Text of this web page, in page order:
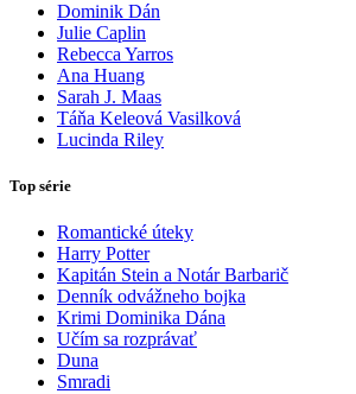
Dominik Dán
Julie Caplin
Rebecca Yarros
Ana Huang
Sarah J. Maas
Táňa Keleová Vasilková
Lucinda Riley
Top série
Romantické úteky
Harry Potter
Kapitán Stein a Notár Barbarič
Denník odvážneho bojka
Krimi Dominika Dána
Učím sa rozprávať
Duna
Smradi